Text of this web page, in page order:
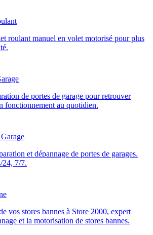
roulant manuel en volet motorisé pour plus
de portes de garage pour retrouver
fonctionnement au quotidien.
et dépannage de portes de garages.
24, 7/7.
vos stores bannes à Store 2000, expert
et la motorisation de stores bannes.